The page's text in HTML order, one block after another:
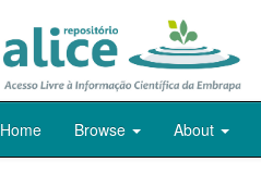
Home Browse About